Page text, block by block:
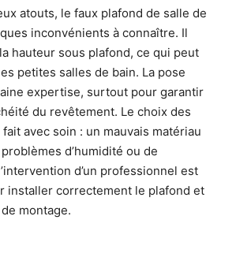
atouts, le faux plafond de salle de
inconvénients à connaître. Il
hauteur sous plafond, ce qui peut
petites salles de bain. La pose
expertise, surtout pour garantir
du revêtement. Le choix des
avec soin : un mauvais matériau
d’humidité ou de
d’un professionnel est
installer correctement le plafond et
montage.